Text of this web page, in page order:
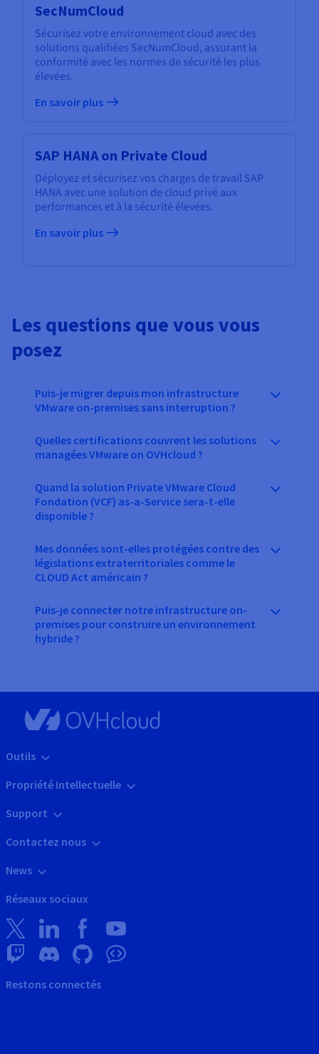
SecNumCloud
Sécurisez votre environnement cloud avec des
solutions qualifiées SecNumCloud, assurant la
conformité avec les normes de sécurité les plus
élevées.
En savoir plus
SAP HANA on Private Cloud
Déployez et sécurisez vos charges de travail SAP
HANA avec une solution de cloud privé aux
performances et à la sécurité élevées.
En savoir plus
Les questions que vous vous
posez
Puis-je migrer depuis mon infrastructure
VMware on-premises sans interruption ?
Quelles certifications couvrent les solutions
managées VMware on OVHcloud ?
Quand la solution Private VMware Cloud
Fondation (VCF) as-a-Service sera-t-elle
disponible ?
Mes données sont-elles protégées contre des
législations extraterritoriales comme le
CLOUD Act américain ?
Puis-je connecter notre infrastructure on-
premises pour construire un environnement
hybride ?
Outils
Propriété Intellectuelle
Support
Contactez nous
News
Réseaux sociaux
Restons connectés